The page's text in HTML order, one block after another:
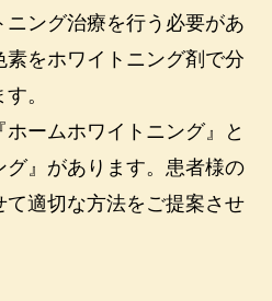
ング治療を行う必要があ
素をホワイトニング剤で分
。
ームホワイトニング』と
グ』があります。患者様の
て適切な方法をご提案させ